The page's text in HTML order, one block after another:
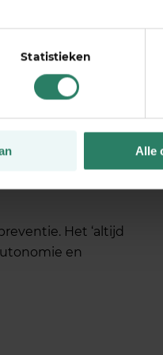
Statistieken
Alle
out
je als zzp’er
je het druk
dan levert
Het ‘altijd
en